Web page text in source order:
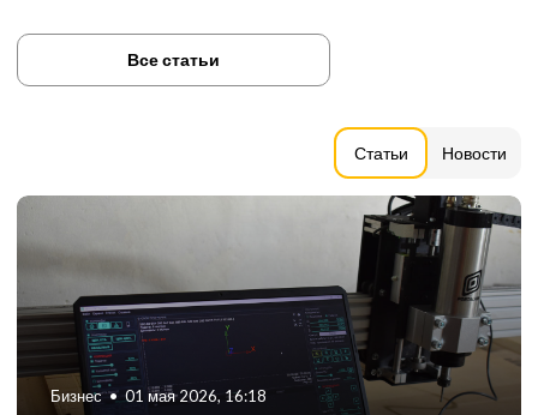
Статьи Новости
Все статьи
Бизнес • 06 августа 2024, 11:21